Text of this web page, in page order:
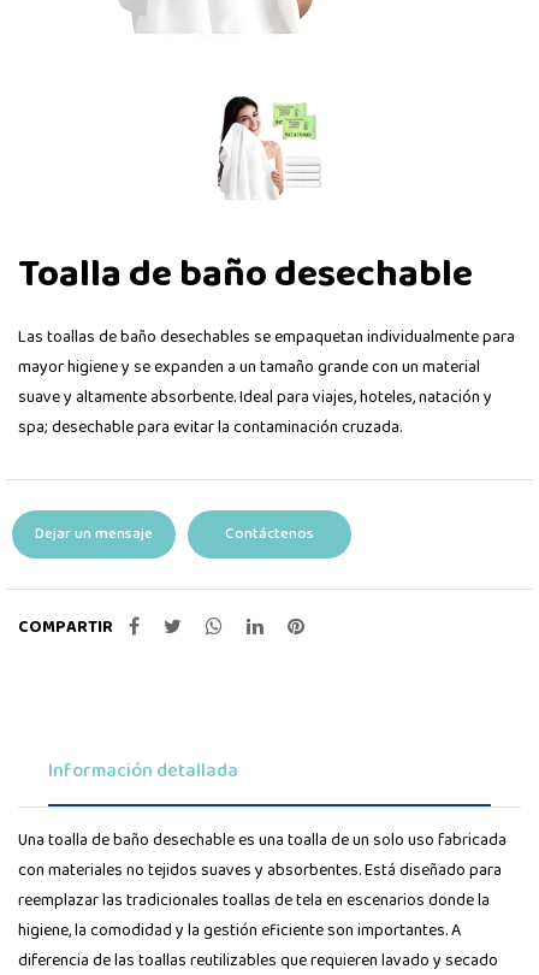
Toalla de baño desechable
Las toallas de baño desechables se empaquetan individualmente para
mayor higiene y se expanden a un tamaño grande con un material
suave y altamente absorbente. Ideal para viajes, hoteles, natación y
spa; desechable para evitar la contaminación cruzada.
Dejar un mensaje Contáctenos
COMPARTIR
Información detallada
Una toalla de baño desechable es una toalla de un solo uso fabricada
con materiales no tejidos suaves y absorbentes. Está diseñado para
reemplazar las tradicionales toallas de tela en escenarios donde la
higiene, la comodidad y la gestión eficiente son importantes. A
diferencia de las toallas reutilizables que requieren lavado y secado